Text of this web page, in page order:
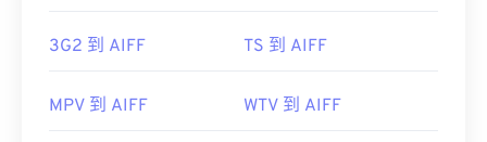
3G2 到 AIFF TS 到 AIFF
MPV 到 AIFF WTV 到 AIFF